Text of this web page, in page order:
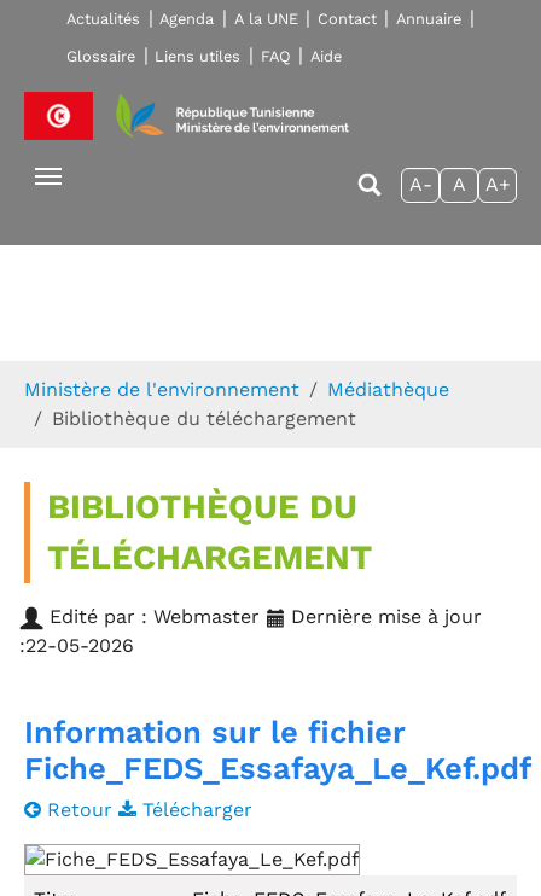
Skip to main navigation
Aller au contenu principal
Skip to page footer
Actualités Agenda A la UNE Contact Annuaire
Glossaire Liens utiles FAQ Aide
A- A A+
Ministère de l'environnement
Médiathèque
Bibliothèque du téléchargement
BIBLIOTHÈQUE DU
TÉLÉCHARGEMENT
Edité par : Webmaster
Dernière mise à jour
:22-05-2026
Information sur le fichier
Fiche_FEDS_Essafaya_Le_Kef.pdf
Retour Télécharger